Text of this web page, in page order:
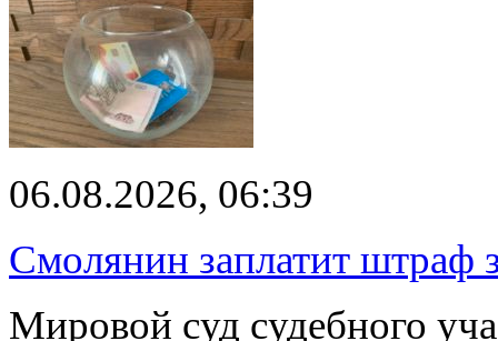
06.08.2026, 06:39
Смолянин заплатит штраф
Мировой суд судебного